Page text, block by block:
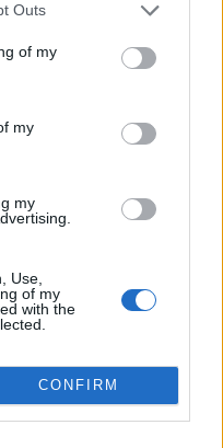
Outs
of my
my
my
Use,
of my
with the
CONFIRM
Jurek je krajinný ekolog,
který zasvětil svůj profesní
projekt LIFE South
biotopů na jižní
druzích, složitých
o tom, proč je důležité
A také o tom, co ho k
vrch a jakou roli v
ekosystémy nejsou
říká Martin
velký (Silurus glanis) je